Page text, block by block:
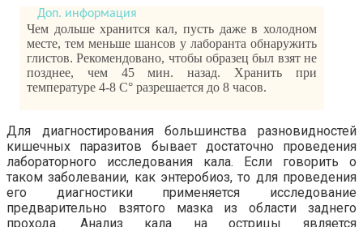
Чем дольше хранится кал, пусть даже в холодном
месте, тем меньше шансов у лаборанта обнаружить
глистов. Рекомендовано, чтобы образец был взят не
позднее, чем 45 мин. назад. Хранить при
температуре 4-8 C° разрешается до 8 часов.
Для диагностирования большинства разновидностей
кишечных паразитов бывает достаточно проведения
лабораторного исследования кала. Если говорить о
таком заболевании, как энтеробиоз, то для проведения
его диагностики применяется исследование
предварительно взятого мазка из области заднего
прохода. Анализ кала на острицы является